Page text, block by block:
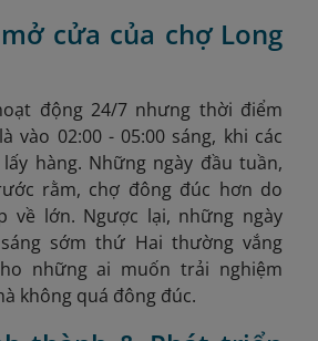
cửa của chợ Long
động 24/7 nhưng thời điểm
vào 02:00 - 05:00 sáng, khi các
hàng. Những ngày đầu tuần,
rằm, chợ đông đúc hơn do
về lớn. Ngược lại, những ngày
sớm thứ Hai thường vắng
những ai muốn trải nghiệm
không quá đông đúc.